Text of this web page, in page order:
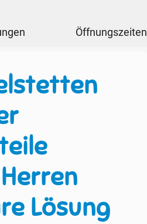
Öffnungszeiten
Lösung